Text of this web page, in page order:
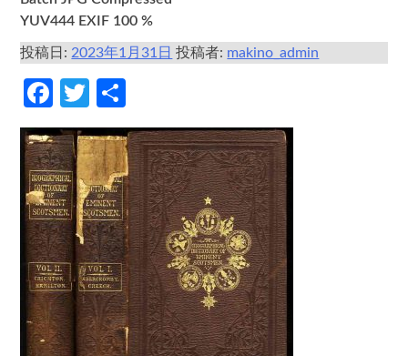
YUV444 EXIF 100 %
投稿日: 2023年1月31日 投稿者: makino_admin
Facebook
Twitter
有